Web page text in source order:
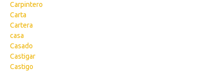
Carpintero
Carta
Cartera
casa
Casado
Castigar
Castigo